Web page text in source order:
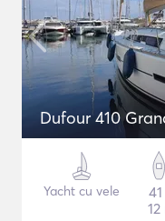
Dufour 410
Yacht cu vele
12